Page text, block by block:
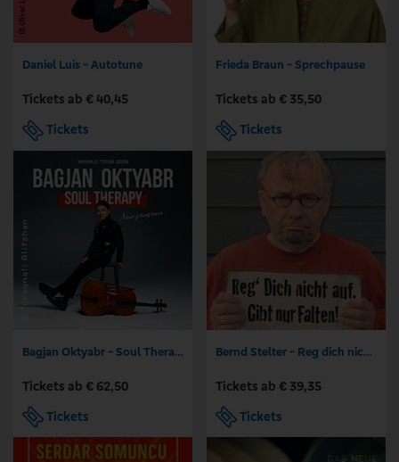
Daniel Luis - Autotune
Tickets ab € 40,45
Tickets
Frieda Braun - Sprechpause
Tickets ab € 35,50
Tickets
Bagjan Oktyabr - Soul Therapy
Tickets ab € 62,50
Tickets
Bernd Stelter - Reg dich nicht auf. Gibt nur Falten!
Tickets ab € 39,35
Tickets